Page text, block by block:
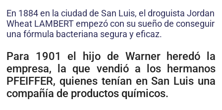
En 1884 en la ciudad de San Luis, el droguista Jordan
Wheat LAMBERT empezó con su sueño de conseguir
una fórmula bacteriana segura y eficaz.
Para 1901 el hijo de Warner heredó la
empresa, la que vendió a los hermanos
PFEIFFER, quienes tenían en San Luis una
compañía de productos químicos.